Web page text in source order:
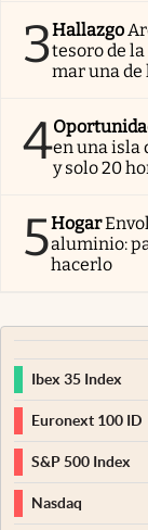
3Hallazgo
tesoro de
mar una de
4en una isla
y solo 20
5Hogar
aluminio:
hacerlo
Ibex 35 Index
Euronext 100 ID
S&P 500 Index
Nasdaq